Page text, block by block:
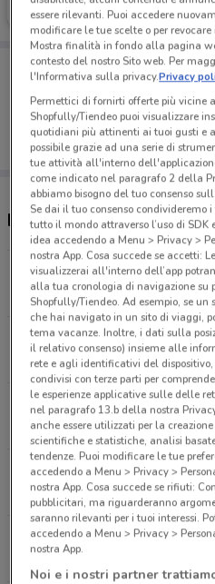
Scade il 22/09
Porta DoveConviene
Puoi trovare le migliori
salvarle e creare la tua
dal tuo cellulare.
Negozi e orari Douglas
Corso Matteotti 77 Fano
189 m
APERTO
Piazza Xx Settembre, 38/
207 m
Via Einaudi 30 Fano
4.9 km
APERTO
Via Branca 54 Pesaro
11.1 km
APERTO
Via Gagarin Pesaro
13.4 km
essere rilevanti. Puoi accedere
modificare le tue scelte o per
Mostra finalità in fondo alla pagina
contesto del nostro Sito web. Per
l'Informativa sulla privacy.Privacy
Permettici di fornirti offerte più vicine
Shopfully/Tiendeo puoi visualizzare
quotidiani più attinenti ai tuoi gusti e
possibile grazie ad una serie di
tue attività all'interno
come indicato nel paragrafo 2 della
abbiamo bisogno del tuo consenso
Se dai il tuo consenso
tutto il mondo attraverso l’uso di SDK
idea accedendo a Menu > Privacy >
nostra App. Cosa succede se accetti:
visualizzerai all'interno dell’app
alla tua cronologia di navigazione su
Shopfully/Tiendeo. Ad esempio, se
che hai navigato in un sito di viaggi,
tema vacanze. Inoltre, i dati sulla
il relativo consenso) insieme alle
rete e agli identificativi del dispositivo,
condivisi con terze parti per
le esperienze applicative sulle delle
nel paragrafo 13.b della nostra
anche essere utilizzati per la
scientifiche e statistiche, analisi
tendenze. Puoi modificare le tue
accedendo a Menu > Privacy >
nostra App. Cosa succede se rifiuti:
pubblicitari, ma riguarderanno
saranno rilevanti per i tuoi interessi.
accedendo a Menu > Privacy >
nostra App.
Noi e i nostri partner